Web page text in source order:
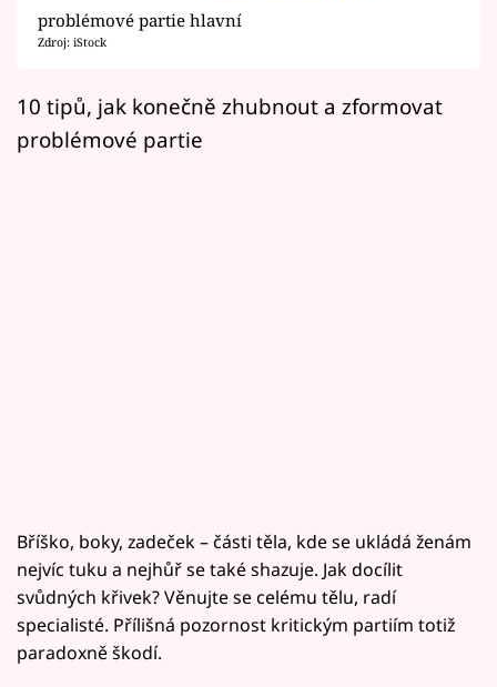
Pořady
Mámy sobě
problémové partie hlavní
Zdroj: iStock
10 tipů, jak konečně zhubnout a zformovat
problémové partie
Bříško, boky, zadeček – části těla, kde se ukládá ženám
nejvíc tuku a nejhůř se také shazuje. Jak docílit
svůdných křivek? Věnujte se celému tělu, radí
specialisté. Přílišná pozornost kritickým partiím totiž
paradoxně škodí.